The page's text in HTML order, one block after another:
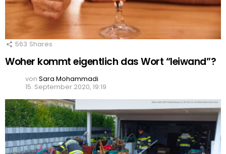
563 Shares
Woher kommt eigentlich das Wort “leiwand”?
von Sara Mohammadi
15. September 2020, 19:19